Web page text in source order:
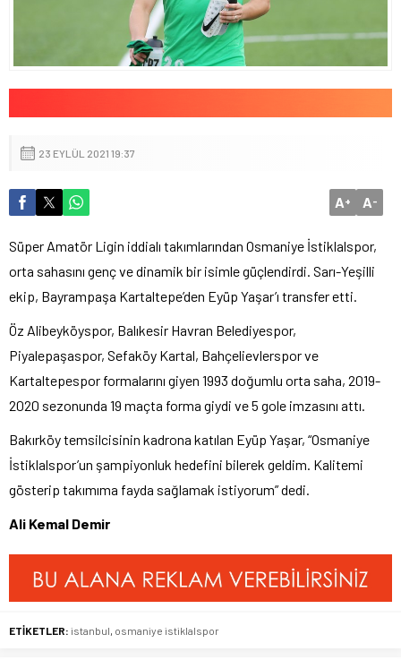
23 EYLÜL 2021 19:37
A+ A-
Süper Amatör Ligin iddialı takımlarından Osmaniye İstiklalspor,
orta sahasını genç ve dinamik bir isimle güçlendirdi. Sarı-Yeşilli
ekip, Bayrampaşa Kartaltepe’den Eyüp Yaşar’ı transfer etti.
Öz Alibeyköyspor, Balıkesir Havran Belediyespor,
Piyalepaşaspor, Sefaköy Kartal, Bahçelievlerspor ve
Kartaltepespor formalarını giyen 1993 doğumlu orta saha, 2019-
2020 sezonunda 19 maçta forma giydi ve 5 gole imzasını attı.
Bakırköy temsilcisinin kadrona katılan Eyüp Yaşar, “Osmaniye
İstiklalspor’un şampiyonluk hedefini bilerek geldim. Kalitemi
gösterip takımıma fayda sağlamak istiyorum” dedi.
Ali Kemal Demir
ETİKETLER: istanbul osmaniye istiklalspor